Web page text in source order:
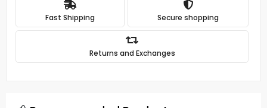
Fast Shipping Secure shopping
Returns and Exchanges